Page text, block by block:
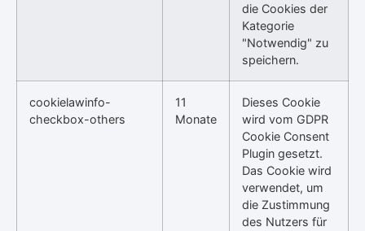
die Cookies der
Kategorie
"Notwendig" zu
speichern.
cookielawinfo-
checkbox-others
11
Monate
Dieses Cookie
wird vom GDPR
Cookie Consent
Plugin gesetzt.
Das Cookie wird
verwendet, um
die Zustimmung
des Nutzers für